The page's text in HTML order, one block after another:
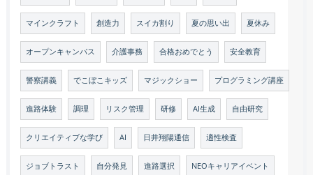
マインクラフト 創造力 スイカ割り 夏の思い出 夏休み
オープンキャンパス 介護事務 合格おめでとう 安全教育
警察講義 でこぼこキッズ マジックショー プログラミング講座
進路体験 調理 リスク管理 研修 AI生成 自由研究
クリエイティブな学び AI 日井翔陽通信 適性検査
ジョブトラスト 自分発見 進路選択 NEOキャリアイベント